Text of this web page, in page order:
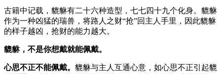
古籍中记载，貔貅有二十六种造型，七七四十九个化身。貔貅
作为一种凶猛的瑞兽，将路人之财“抢”回主人手里，因此貔貅
的样子越凶，抢财的能力越大。
貔貅，不是你想戴就能佩戴。
心思不正不能佩戴。 貔貅与主人互通心意，如心思不正引起貔